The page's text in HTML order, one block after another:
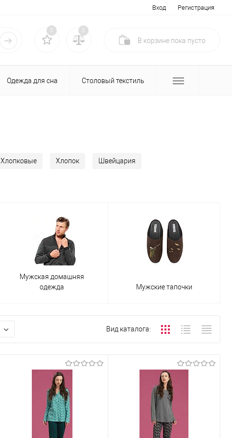
Вход Регистрация
0 0
В корзине пока пусто
Одежда для сна Столовый текстиль
Хлопковые Хлопок Швейцария
Мужская домашняя
одежда
Мужские тапочки
Вид каталога: